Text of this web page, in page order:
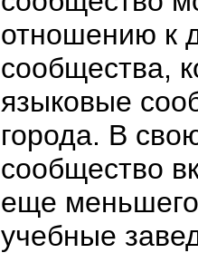
отношению к
сообщества,
языковые
города. В
сообщество
еще
учебные